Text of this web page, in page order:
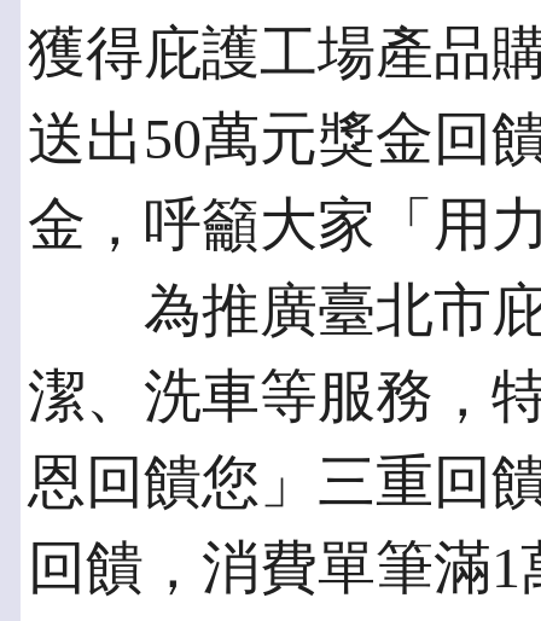
獲得庇護工場產品
送出50萬元獎金回
金，呼籲大家「用
為推廣臺北市庇
潔、洗車等服務，
恩回饋您」三重回
回饋，消費單筆滿